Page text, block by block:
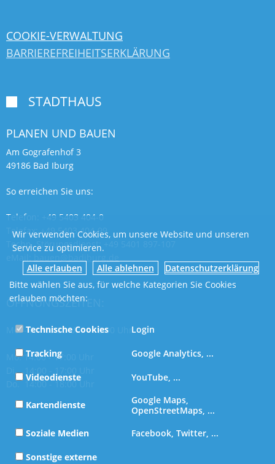
COOKIE-VERWALTUNG
BARRIEREFREIHEITSERKLÄRUNG
STADTHAUS
PLANEN UND BAUEN
Am Gografenhof 3
49186 Bad Iburg
So erreichen Sie uns:
Telefon: +49 5403 404-0
Telefax: +49 5403 404-99
Techn. Störungsdienst: +49 5401 897-107
ÖFFNUNGSZEITEN:
Mo. - Fr. 08:30 Uhr - 12:00 Uhr
Mo. 14:00 - 17:00 Uhr
Di. 14:00 - 17:00 Uhr
Do. 14:00 - 18:00 Uhr
Wir verwenden Cookies, um unsere Website und unseren
Service zu optimieren.
Datenschutzerklärung
Bitte wählen Sie aus, für welche Kategorien Sie Cookies
erlauben möchten:
Technische Cookies Login
Tracking Google Analytics, ...
Videodienste YouTube, ...
Kartendienste
Google Maps,
OpenStreetMaps, ...
Soziale Medien
Facebook, Twitter, ...
Sonstige externe